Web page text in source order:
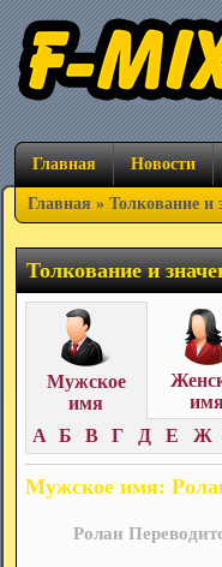
Главная Новости
Главная » Толкование и
Толкование и
Мужское
имя
А Б В Г Д Е Ж
Мужское имя:
Ролан